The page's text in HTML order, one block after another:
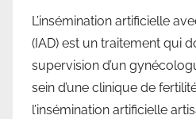
L’insémination artificielle
(IAD) est un traitement qui
supervision d’un
sein d’une clinique de
l’insémination artificielle